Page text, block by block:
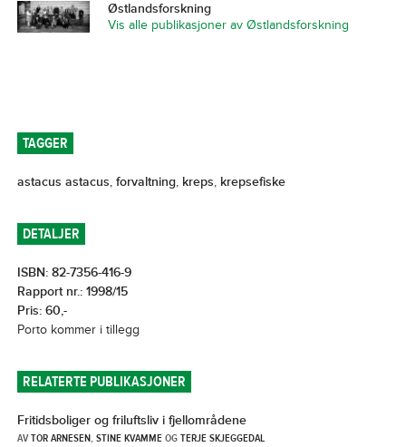
Østlandsforskning
Vis alle publikasjoner av Østlandsforskning
TAGGER
astacus astacus, forvaltning, kreps, krepsefiske
DETALJER
ISBN: 82-7356-416-9
Rapport nr.: 1998/15
Pris: 60,-
Porto kommer i tillegg
RELATERTE PUBLIKASJONER
Fritidsboliger og friluftsliv i fjellområdene
AVTOR ARNESEN,STINE KVAMMEOGTERJE SKJEGGEDAL